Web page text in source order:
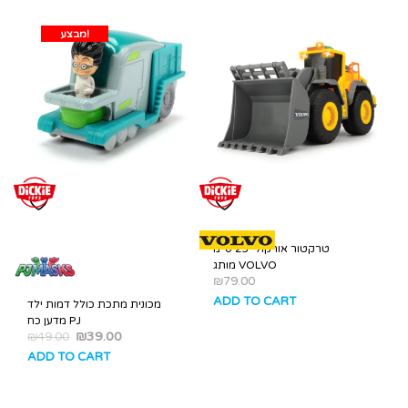
מבצע!
מכונית מתכת כולל דמות ילד
מדען כח PJ
₪49.00 ₪39.00
ADD TO CART
טרקטור אורקולי 23 ס”מ
מותג VOLVO
₪79.00
ADD TO CART